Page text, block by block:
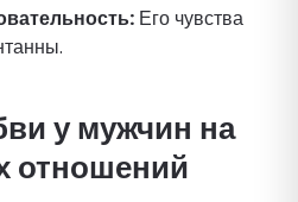
Его чувства
у мужчин на
отношений